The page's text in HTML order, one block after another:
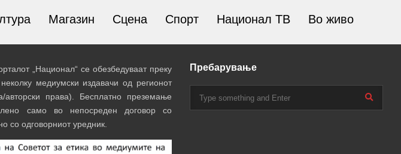
Магазин Сцена Спорт Национал ТВ Во живо
„Национал“ се обезбедуваат преку
медиумски издавачи од регионот
авторски права). Бесплатно преземање
само во непосреден договор со
со одговорниот уредник.
Пребарување